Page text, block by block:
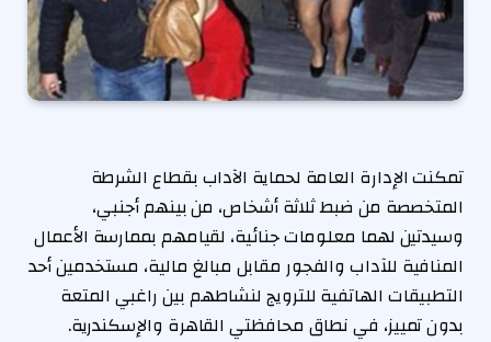
تمكنت الإدارة العامة لحماية الآداب بقطاع الشرطة
المتخصصة من ضبط ثلاثة أشخاص، من بينهم أجنبي،
وسيدتين لهما معلومات جنائية، لقيامهم بممارسة الأعمال
المنافية للآداب والفجور مقابل مبالغ مالية، مستخدمين أحد
التطبيقات الهاتفية للترويج لنشاطهم بين راغبي المتعة
بدون تمييز، في نطاق محافظتي القاهرة والإسكندرية.